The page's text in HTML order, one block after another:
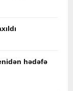
hədəfə